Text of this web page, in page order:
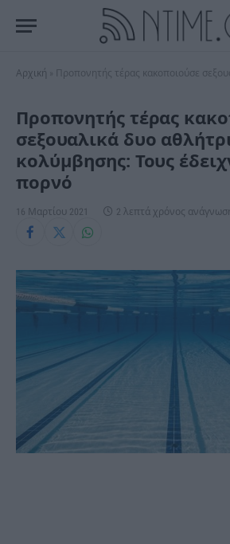
Αρχική Προπονητής τέρας κακοποιούσε σεξουαλικά δυο αθλήτριες
Προπονητής τέρας
σεξουαλικά δυο
κολύμβησης: Τους
πορνό
16 Μαρτίου 2021 2 λεπτά χρόνος